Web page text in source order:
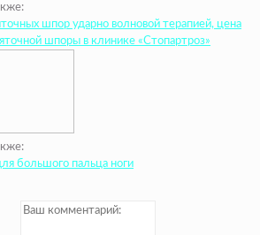
шпор ударно волновой терапией, цена
шпоры в клинике «Стопартроз»
большого пальца ноги